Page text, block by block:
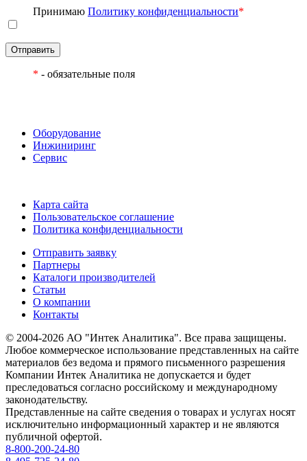
Принимаю Политику конфиденциальности*
Отправить
* - обязательные поля
Оборудование
Инжиниринг
Сервис
Карта сайта
Пользовательское соглашение
Политика конфиденциальности
Отправить заявку
Партнеры
Каталоги производителей
Статьи
О компании
Контакты
© 2004-2026 АО "Интек Аналитика". Все права защищены.
Любое коммерческое использование представленных на сайте
материалов без ведома и прямого письменного разрешения
Компании Интек Аналитика не допускается и будет
преследоваться согласно российскому и международному
законодательству.
Представленные на сайте сведения о товарах и услугах носят
исключительно информационный характер и не являются
публичной офертой.
8-800-200-24-80